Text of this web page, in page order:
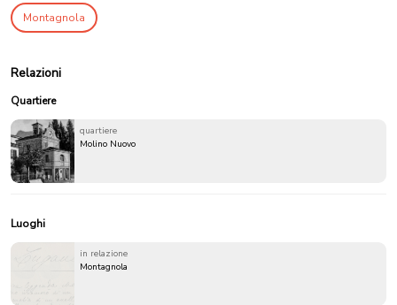
Montagnola
Relazioni
Quartiere
quartiere
Molino Nuovo
Luoghi
in relazione
Montagnola